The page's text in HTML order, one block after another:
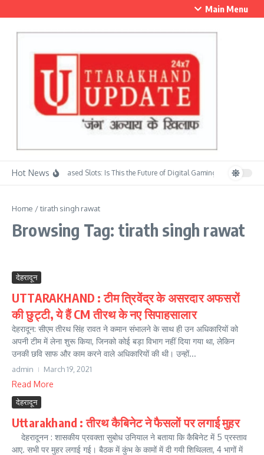
Main Menu
Hot NewsSkill-Based Slots: Is This the Future of Digital Gaming? सावन के
Home /tirath singh rawat
Browsing Tag: tirath singh rawat
देहरादून
UTTARAKHAND : टीम त्रिवेंद्र के असरदार अफसरों
की छुट्टी, ये हैं CM तीरथ के नए सिपाहसालार
देहरादून: सीएम तीरथ सिंह रावत ने कमान संभालने के साथ ही उन अधिकारियों को
अपनी टीम में लेना शुरू किया, जिनको कोई बड़ा विभाग नहीं दिया गया था, लेकिन
उनकी छवि साफ और काम करने वाले अधिकारियों की थी। उन्हों...
admin March 19, 2021
Read More
देहरादून
Uttarakhand : तीरथ कैबिनेट ने फैसलों पर लगाई मुहर
देहरादूनन : शासकीय प्रवक्ता सुबोध उनियाल ने बताया कि कैबिनेट में 5 प्रस्ताव
आए. सभी पर मुहर लगाई गई। बैठक में कुंभ के कामों में दी गयी शिथिलता, 4 भागों में